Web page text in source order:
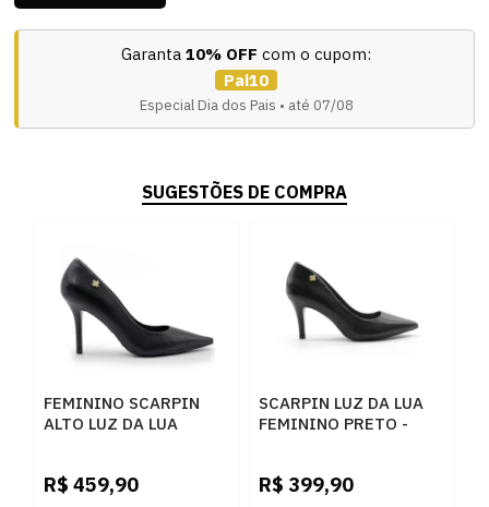
Garanta 10% OFF com o cupom:
Pai10
Especial Dia dos Pais • até 07/08
SUGESTÕES DE COMPRA
FEMININO SCARPIN
ALTO LUZ DA LUA
R$ 459,90
SCARPIN LUZ DA LUA
FEMININO PRETO -
R$ 399,90